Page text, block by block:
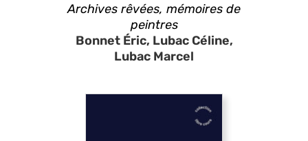
Archives rêvées, mémoires de
peintres
Bonnet Éric, Lubac Céline,
Lubac Marcel